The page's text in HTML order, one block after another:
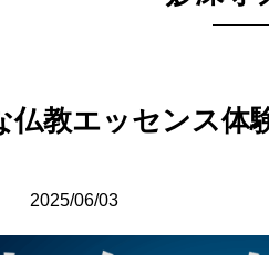
仏教エッセンス体
2025/06/03